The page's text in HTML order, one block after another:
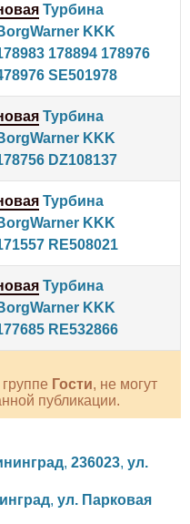
Турбина
KKK
178894 178976
SE501978
Турбина
KKK
DZ108137
Турбина
KKK
RE508021
Турбина
KKK
RE532866
Гости, не могут
публикации.
, 236023, ул.
, ул. Парковая